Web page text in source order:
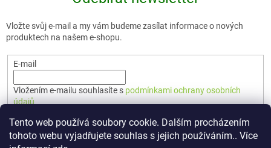
Tento web používá soubory cookie. Dalším procházením
tohoto webu vyjadřujete souhlas s jejich používáním.. Více
Vložte svůj e-mail a my vám budeme zasílat informace o nových
produktech na našem e-shopu.
E-mail
Vložením e-mailu souhlasíte s podmínkami ochrany osobních
údajů
PŘIHLÁSIT SE